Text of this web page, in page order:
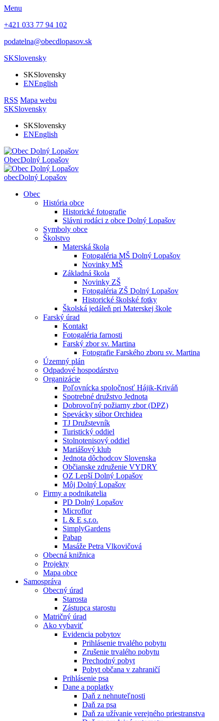
Menu
+421 033 77 94 102
podatelna@obecdlopasov.sk
SKSlovensky
SKSlovensky
ENEnglish
RSS Mapa webu
SKSlovensky
SKSlovensky
ENEnglish
ObecDolný Lopašov
obecDolný Lopašov
Obec
História obce
Historické fotografie
Slávni rodáci z obce Dolný Lopašov
Symboly obce
Školstvo
Materská škola
Fotogaléria MŠ Dolný Lopašov
Novinky MŠ
Základná škola
Novinky ZŠ
Fotogaléria ZŠ Dolný Lopašov
Historické školské fotky
Školská jedáleň pri Materskej škole
Farský úrad
Kontakt
Fotogaléria farnosti
Farský zbor sv. Martina
Fotografie Farského zboru sv. Martina
Územný plán
Odpadové hospodárstvo
Organizácie
Poľovnícka spoločnosť Hájik-Kriváň
Spotrebné družstvo Jednota
Dobrovoľný požiarny zbor (DPZ)
Spevácky súbor Orchidea
TJ Družstevník
Turistický oddiel
Stolnotenisový oddiel
Mariášový klub
Jednota dôchodcov Slovenska
Občianske združenie VYDRY
OZ Lepší Dolný Lopašov
Môj Dolný Lopašov
Firmy a podnikatelia
PD Dolný Lopašov
Microflor
L & E s.r.o.
SimplyGardens
Pabap
Masáže Petra Vlkovičová
Obecná knižnica
Projekty
Mapa obce
Samospráva
Obecný úrad
Starosta
Zástupca starostu
Matričný úrad
Ako vybaviť
Evidencia pobytov
Prihlásenie trvalého pobytu
Zrušenie trvalého pobytu
Prechodný pobyt
Pobyt občana v zahraničí
Prihlásenie psa
Dane a poplatky
Daň z nehnuteľnosti
Daň za psa
Daň za užívanie verejného priestranstva